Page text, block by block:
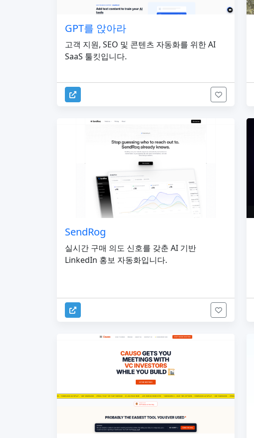
GPT를 앉아라
고객 지원, SEO 및 콘텐츠 자동화를 위한 AI
SaaS 툴킷입니다.
SendRog
실시간 구매 의도 신호를 갖춘 AI 기반
LinkedIn 홍보 자동화입니다.